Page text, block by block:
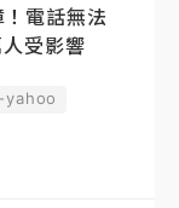
電話無法
受影響